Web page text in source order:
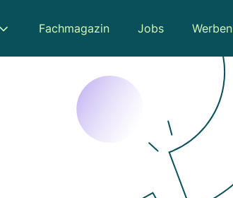
Fachmagazin Jobs Werben